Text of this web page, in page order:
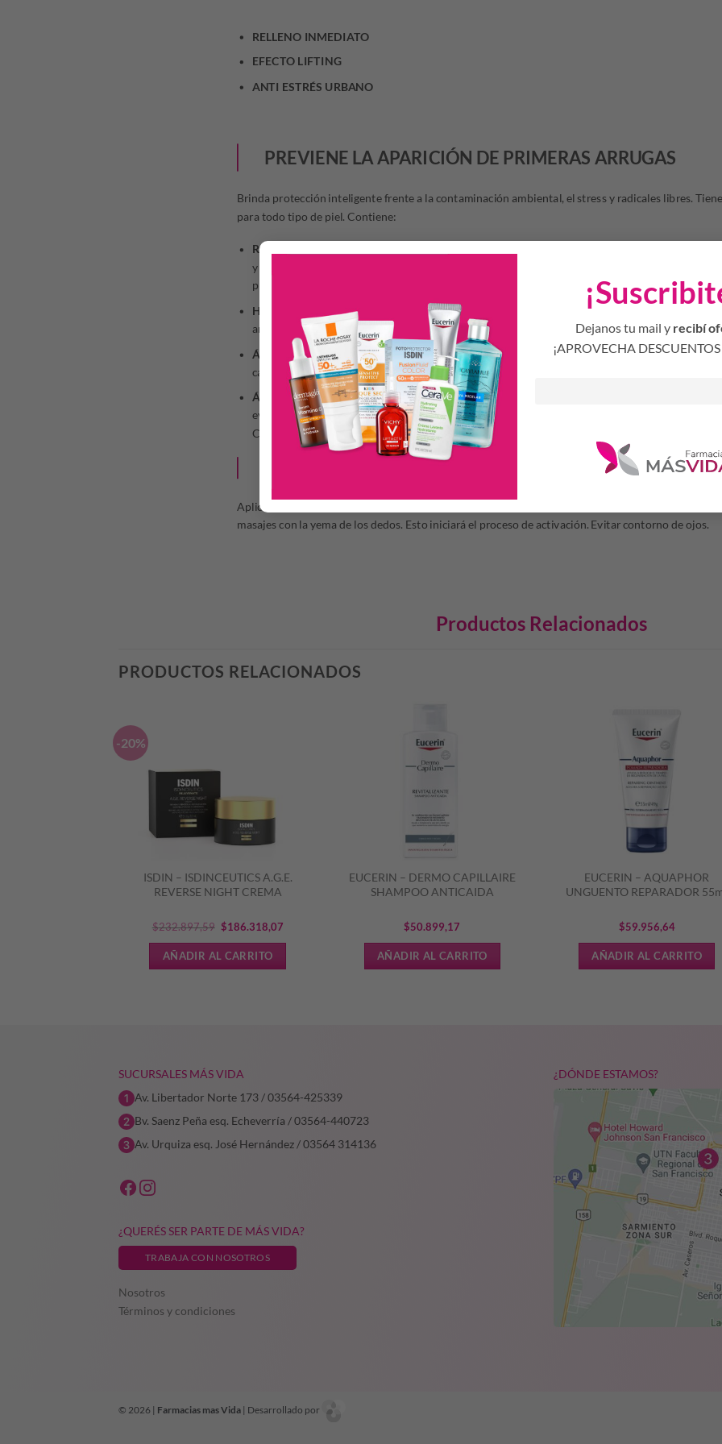
Dejanos tu mail y recibí
¡APROVECHA
RELLENO INMEDIATO
EFECTO LIFTING
ANTI ESTRÉS URBANO
PREVIENE LA APARICIÓN DE PRIMERAS ARRUGAS
Brinda protección inteligente frente a la contaminación ambiental, el stress y radicales libres.
para todo tipo de piel. Contiene:
RONACARE® AP.
Poderoso antioxidante y anti polución, que brinda protección a pieles
y sometidas a la acción combinada de la contaminación y rayos UV. Tiene un compuesto
producen una triple acción filler:
Hyadisine®.
Efecto filler inmediato. Activo de última generación biotecnológica que brinda un
arrugas.
Ácido hialurónico de bajo peso molecular.Efecto lifting sin cirugía. Acción rellenadora y
capas más profundas de la piel.
Ácido hialurónico de alto peso molecular.Ultra hidratación. Actúa en la superficie de la piel
evita la pérdida transepidérmica de agua (TEWL).
Contiene también
Silicio Orgánico, que estimula la producción de colágeno, elastina y ácido
Aplicar las gotas, por la mañana y/o noche, sobre la piel limpia y seca del rostro, cuello y escote.
masajes con la yema de los dedos. Esto iniciará el proceso de activación. Evitar contorno de ojos.
Productos Relacionados
PRODUCTOS RELACIONADOS
-20%
ISDIN – ISDINCEUTICS A.G.E.
REVERSE NIGHT CREMA
$232.897,59 El
precio
$186.318,07El
precio
AÑADIR AL CARRITO
EUCERIN – DERMO CAPILLAIRE
SHAMPOO ANTICAIDA
$50.899,17
AÑADIR AL CARRITO
EUCERIN – AQUAPHOR
UNGUENTO REPARADOR
$59.956,64
AÑADIR AL CARRITO
SUCURSALES MÁS VIDA
Av. Libertador Norte 173 / 03564-425339
Bv. Saenz Peña esq. Echeverría / 03564-440723
Av. Urquiza esq. José Hernández / 03564 314136
¿QUERÉS SER PARTE DE MÁS VIDA?
TRABAJA CON NOSOTROS
Nosotros
Términos y condiciones
¿DÓNDE ESTAMOS?
© 2026 | Farmacias mas Vida | Desarrollado por